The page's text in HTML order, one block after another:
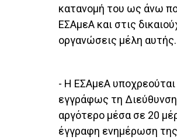
κατανομή του ως άνω
ΕΣΑμεΑ και στις
οργανώσεις μέλη αυτής.
- Η ΕΣΑμεΑ
εγγράφως τη
αργότερο μέσα σε 20
έγγραφη ενημέρωση